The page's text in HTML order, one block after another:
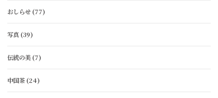
おしらせ (77)
写真 (39)
伝統の美 (7)
中国茶 (24)